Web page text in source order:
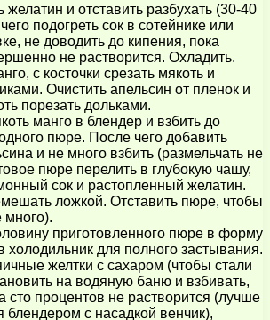
желатин и отставить разбухать (30-40
подогреть сок в сотейнике или
не доводить до кипения, пока
не растворится. Охладить.
с косточки срезать мякоть и
Очистить апельсин от пленок и
порезать дольками.
манго в блендер и взбить до
пюре. После чего добавить
и не много взбить (размельчать не
пюре перелить в глубокую чашу,
сок и растопленный желатин.
ложкой. Отставить пюре, чтобы
много).
приготовленного пюре в форму
холодильник для полного застывания.
желтки с сахаром (чтобы стали
на водяную баню и взбивать,
сто процентов не растворится (лучше
блендером с насадкой венчик),